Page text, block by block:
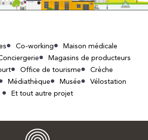
Co-working
Maison médicale
Magasins de producteurs
Office de tourisme
Crèche
Médiathèque Musée
Vélostation
Et tout autre projet